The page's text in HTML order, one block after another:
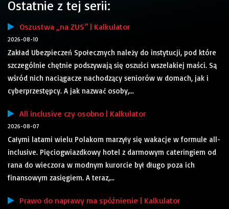
Ostatnie z tej serii:
Oszustwa „na ZUS” | Kalkulator
2026-08-10
Zakład Ubezpieczeń Społecznych należy do instytucji, pod które
szczególnie chętnie podszywają się oszuści wszelakiej maści. Są
wśród nich naciągacze nachodzący seniorów w domach, jak i
cyberprzestępcy. A jak nazwać osoby,...
All inclusive czy osobno | Kalkulator
2026-08-07
Całymi latami wielu Polakom marzyły się wakacje w formule all-
inclusive. Pięciogwiazdkowy hotel z darmowym cateringiem od
rana do wieczora w modnym kurorcie był długo poza ich
finansowym zasięgiem. A teraz,...
Prawo do naprawy ma spóźnienie | Kalkulator